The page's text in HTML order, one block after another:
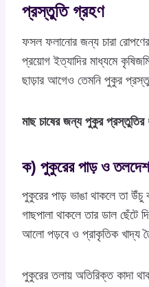
প্রস্তুতি গ্রহণ
ফসল ফলানোর জন্য চারা
প্রয়োগ ইত্যাদির মাধ্যমে
ছাড়ার আগেও তেমনি পুকুর
মাছ চাষের জন্য পুকুর প্রস্তুতির
ক) পুকুরের পাড় ও
পুকুরের পাড় ভাঙা থাকলে তা উঁচু
গাছপালা থাকলে তার ডাল ছেঁটে
আলো পড়বে ও প্রাকৃতিক খাদ্য
পুকুরের তলায় অতিরিক্ত কাদা